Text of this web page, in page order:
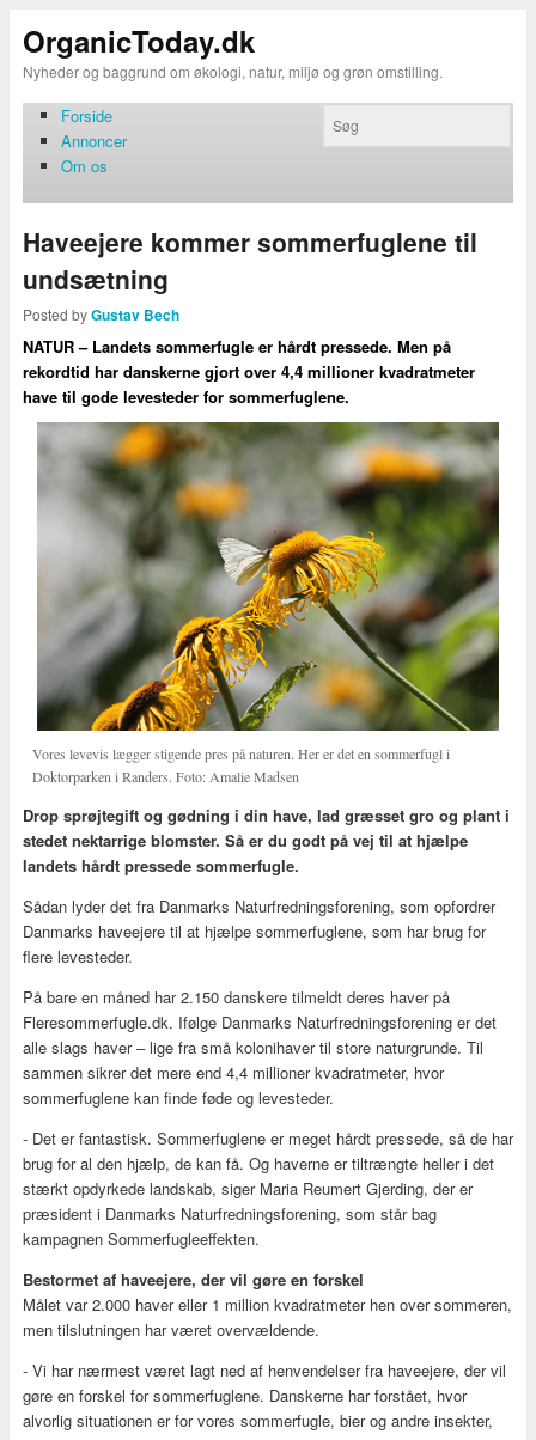
OrganicToday.dk
Nyheder og baggrund om økologi, natur, miljø og grøn omstilling.
Forside
Annoncer
Om os
Haveejere kommer sommerfuglene til
undsætning
Posted byGustav Bech
NATUR – Landets sommerfugle er hårdt pressede. Men på
rekordtid har danskerne gjort over 4,4 millioner kvadratmeter
have til gode levesteder for sommerfuglene.
Vores levevis lægger stigende pres på naturen. Her er det en sommerfugl i
Doktorparken i Randers. Foto: Amalie Madsen
Drop sprøjtegift og gødning i din have, lad græsset gro og plant i
stedet nektarrige blomster. Så er du godt på vej til at hjælpe
landets hårdt pressede sommerfugle.
Sådan lyder det fra Danmarks Naturfredningsforening, som opfordrer
Danmarks haveejere til at hjælpe sommerfuglene, som har brug for
flere levesteder.
På bare en måned har 2.150 danskere tilmeldt deres haver på
Fleresommerfugle.dk. Ifølge Danmarks Naturfredningsforening er det
alle slags haver – lige fra små kolonihaver til store naturgrunde. Til
sammen sikrer det mere end 4,4 millioner kvadratmeter, hvor
sommerfuglene kan finde føde og levesteder.
- Det er fantastisk. Sommerfuglene er meget hårdt pressede, så de har
brug for al den hjælp, de kan få. Og haverne er tiltrængte heller i det
stærkt opdyrkede landskab, siger Maria Reumert Gjerding, der er
præsident i Danmarks Naturfredningsforening, som står bag
kampagnen Sommerfugleeffekten.
Bestormet af haveejere, der vil gøre en forskel
Målet var 2.000 haver eller 1 million kvadratmeter hen over sommeren,
men tilslutningen har været overvældende.
- Vi har nærmest været lagt ned af henvendelser fra haveejere, der vil
gøre en forskel for sommerfuglene. Danskerne har forstået, hvor
alvorlig situationen er for vores sommerfugle, bier og andre insekter,